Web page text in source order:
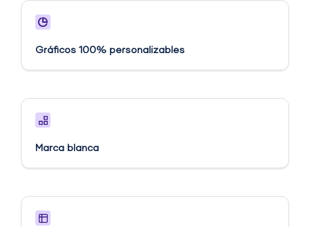
Gráficos 100% personalizables
Marca blanca